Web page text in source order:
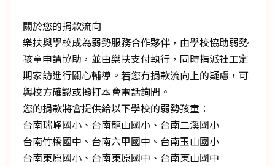
關於您的捐款流向
樂扶與學校成為弱勢服務合作夥伴，由學校協助弱勢
孩童申請協助，並由樂扶支付執行，同時指派社工定
期家訪進行關心輔導。若您有捐款流向上的疑慮，可
與校方確認或撥打本會電話詢問。
您的捐款將會提供給以下學校的弱勢孩童︰
台南瑞峰國小、台南龍山國小、台南二溪國小
台南竹橋國中、台南六甲國中、台南玉山國小
台南東原國小、台南東原國中、台南東山國中